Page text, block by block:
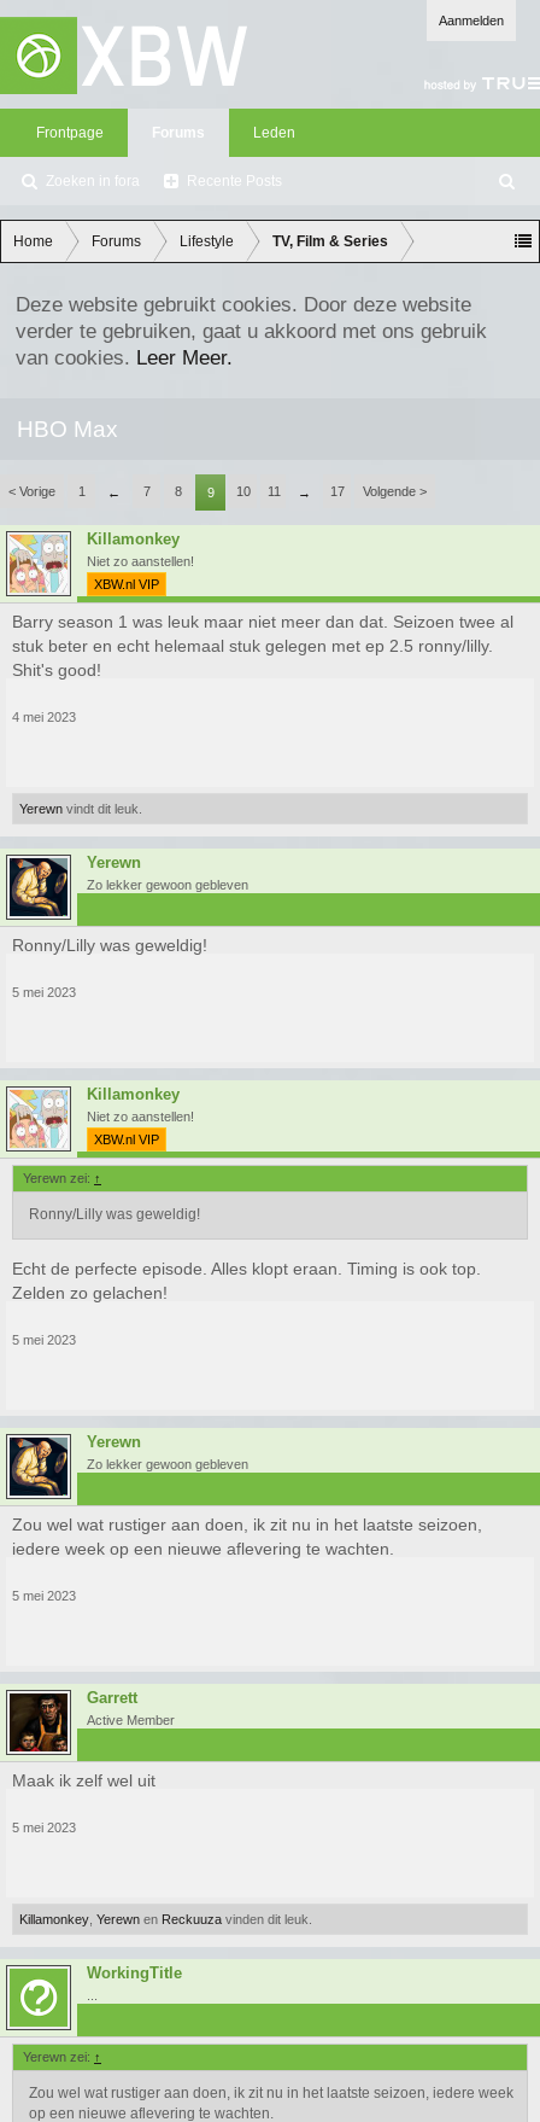
Aanmelden
Frontpage Forums
Zoeken in fora Recente Posts
Leden
oe
ke
n
Home Forums Lifestyle TV, Film & Series
Deze website gebruikt cookies. Door deze website
verder te gebruiken, gaat u akkoord met ons gebruik
van cookies. Leer Meer.
HBO Max
< Vorige 1 ← 7 8 9 10 11 → 17 Volgende >
Killamonkey
Niet zo aanstellen!
XBW.nl VIP
Barry season 1 was leuk maar niet meer dan dat. Seizoen twee al
stuk beter en echt helemaal stuk gelegen met ep 2.5 ronny/lilly.
Shit's good!
4 mei 2023
Yerewn vindt dit leuk.
Yerewn
Zo lekker gewoon gebleven
Ronny/Lilly was geweldig!
5 mei 2023
Killamonkey
Niet zo aanstellen!
XBW.nl VIP
Yerewn zei: ↑
Ronny/Lilly was geweldig!
Echt de perfecte episode. Alles klopt eraan. Timing is ook top.
Zelden zo gelachen!
5 mei 2023
Yerewn
Zo lekker gewoon gebleven
Zou wel wat rustiger aan doen, ik zit nu in het laatste seizoen,
iedere week op een nieuwe aflevering te wachten.
5 mei 2023
Garrett
Active Member
Maak ik zelf wel uit
5 mei 2023
Killamonkey Yerewn en Reckuuza vinden dit leuk.
WorkingTitle
Yerewn zei: ↑
Zou wel wat rustiger aan doen, ik zit nu in het laatste seizoen, iedere week
op een nieuwe aflevering te wachten.